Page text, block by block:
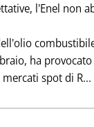
l'Enel non
ha
spot di R...